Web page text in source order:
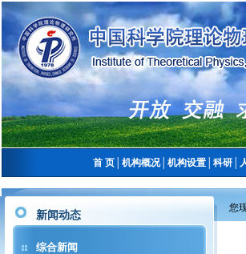
首 页 机构概况│ 机构设置 科研
新闻动态
综合新闻
您